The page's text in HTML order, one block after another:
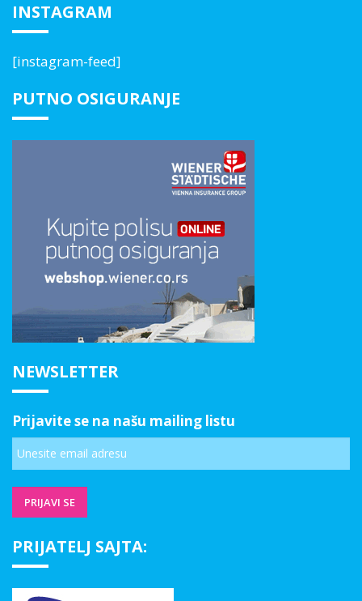
INSTAGRAM
[instagram-feed]
PUTNO OSIGURANJE
NEWSLETTER
Prijavite se na našu mailing listu
PRIJATELJ SAJTA: